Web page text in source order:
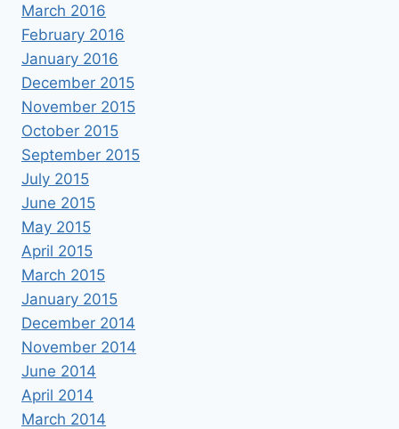
March 2016
February 2016
January 2016
December 2015
November 2015
October 2015
September 2015
July 2015
June 2015
May 2015
April 2015
March 2015
January 2015
December 2014
November 2014
June 2014
April 2014
March 2014